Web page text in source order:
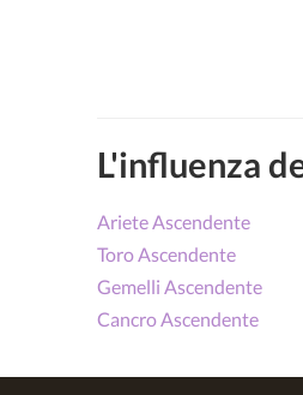
L'influenza
Ariete Ascendente
Toro Ascendente
Gemelli Ascendente
Cancro Ascendente